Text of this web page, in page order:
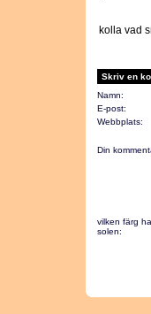
kolla vad
Skriv en
Namn:
E-post:
Webbplats:
Din
vilken färg
solen: